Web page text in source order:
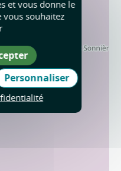
et vous donne le
vous souhaitez
Personnaliser